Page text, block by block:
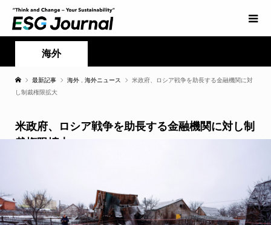
海外
最新記事 海外 海外ニュース
米政府、ロシア戦争を助長する金融機関に対
し制裁権限拡大
米政府、ロシア戦争を助長する金融機関に対し制
裁権限拡大